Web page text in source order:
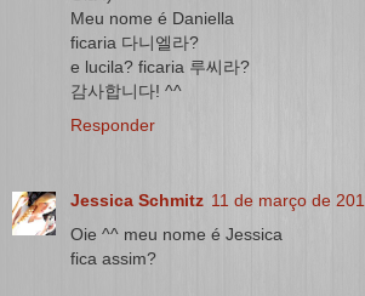
Meu nome é Daniella
ficaria 다니엘라?
e lucila? ficaria 루씨라?
감사합니다! ^^
Responder
Jessica Schmitz 11 de março de
Oie ^^ meu nome é Jessica
fica assim?